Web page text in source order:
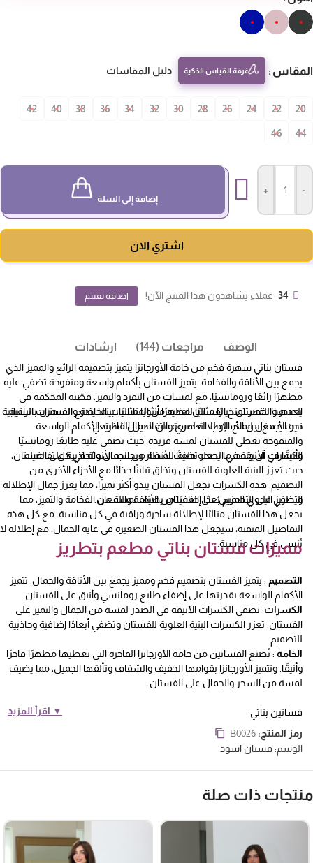
غرفة القياس الذكية دليل المقاسات
20
22
24
26
28
30
32
34
36
38
40
42
44
46
إضافة إلى السلة
اشتري الان
34 عملاء يشاهدون هذا المنتج الآن! اضافة تقييم
الوصف مراجعات (144) ارشادات
فستان بناتي سهرة فخم من خامة الأورجانزا يتميز بتصميمه الرائع والمميز الذي
يجمع بين الأناقة والفخامة. يتميز الفستان بأكمام واسعة ومنفوخة تضفي عليه
مظهرًا رائعًا ورومانسيًا، مع لمسات من التفرد والتميز. قصّته المحكمة في
الصدر والخصر تمنح الفستان مظهرًا أنثويًا مثاليًا، بينما يتدرج الفستان بانسيابية
نحو الأسفل ليمنح الإطلالة لمسة من الجمال الطبيعي.
يعد هذا الفستان خيارًا مثاليًا للعديد من المناسبات الخاصة والسهرات الراقية،
حيث يجمع بين الأسلوب العصري والتفاصيل الفاخرة. الأكمام الواسعة
والمنفوخة تعطي للفستان لمسة فريدة، حيث تضفي عليه طابعًا رومانسيًا
وأنيقًا في آن واحد، ما يجعله ملفتًا للأنظار ويجسد الأنوثة في كل تفاصيله.
الكسرات الأنيقة في الصدر تضيف لمسة من الجمال والجاذبية على الفستان،
حيث تعزز البنية العلوية للفستان وتخلق تباينًا جذابًا مع الأجزاء الأخرى من
التصميم. هذه الكسرات تجعل الفستان يبدو أكثر تميزًا، مما يعزز جمال الإطلالة
ويضفي على التصميم بُعدًا إضافيًا من الأناقة واللمعان.
▼ اقرأ المزيد
التطريز اليدوي المزين على الفستان يضيف لمسة من الفخامة والتميز، مما
يجعل هذا الفستان مثاليًا لإطلالة ساحرة وراقية في كل مناسبة. مع كل هذه
التفاصيل المتقنة، سيجعل هذا الفستان الصغيرة في غاية الجمال، مع إطلالة لا
تُنسى في كل مناسبة.
مميزات فستان بناتي مطعم بتطريز
التصميم: يتميز الفستان بتصميم فخم ومميز يجمع بين الأناقة والجمال. تتميز
الأكمام الواسعة بقدرتها على إضفاء طابع رومانسي وأنيق على الفستان.
الكسرات: تضفي الكسرات الأنيقة في الصدر لمسة من الجمال والتميز على
الفستان. تعزز الكسرات البنية العلوية للفستان وتضفي أبعادًا إضافية وجاذبية
للتصميم.
الخامة: تُصنع الفساتين من خامة الأورجانزا الفاخرة التي تعطيها مظهرًا فاخرًا
وأنيقًا. وتتميز الأورجانزا بقوامها الخفيف والشفاف وتألقها الجميل، مما يضيف
لمسة من السحر والجمال على الفستان.
فساتين بناتي
رمز المنتج:B0026
الوسم:فستان اسود
ذات صلة